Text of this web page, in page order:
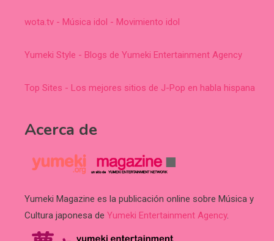
wota.tv - Música idol - Movimiento idol
Yumeki Style - Blogs de Yumeki Entertainment Agency
Top Sites - Los mejores sitios de J-Pop en habla hispana
Acerca de
Yumeki Magazine es la publicación online sobre Música y
Cultura japonesa de Yumeki Entertainment Agency.